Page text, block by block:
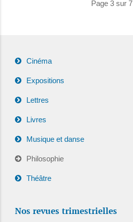
Page 3 sur 7
Cinéma
Expositions
Lettres
Livres
Musique et danse
Philosophie
Théâtre
Nos revues trimestrielles